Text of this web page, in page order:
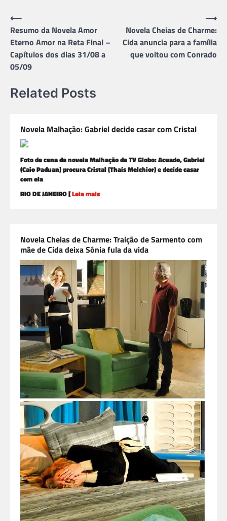
Navegação
de
Post
⟵
Resumo da Novela Amor
Eterno Amor na Reta Final –
Capítulos dos dias 31/08 a
05/09
Novela Cheias de Charme:
Cida anuncia para a família
que voltou com Conrado
⟶
Related Posts
Novela Malhação: Gabriel decide casar com Cristal
Foto de cena da novela Malhação da TV Globo: Acuado, Gabriel
(Caio Paduan) procura Cristal (Thaís Melchior) e decide casar
com ela
RIO DE JANEIRO [Leia mais
Novela Cheias de Charme: Traição de Sarmento com
mãe de Cida deixa Sônia fula da vida